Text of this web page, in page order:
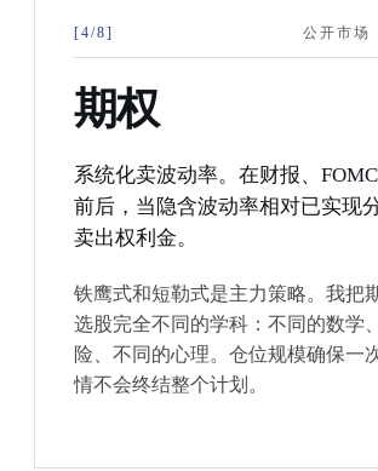
[4/8] 公开市
期权
系统化卖波动率。在财报、
前后，当隐含波动率相对已实现
卖出权利金。
铁鹰式和短勒式是主力策略。我把
选股完全不同的学科：不同的数学
险、不同的心理。仓位规模确保一
情不会终结整个计划。